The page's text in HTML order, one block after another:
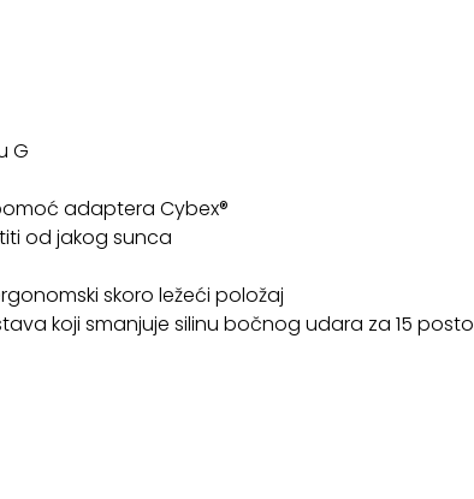
G
adaptera Cybex®
od jakog sunca
skoro ležeći položaj
koji smanjuje silinu bočnog udara za 15 posto